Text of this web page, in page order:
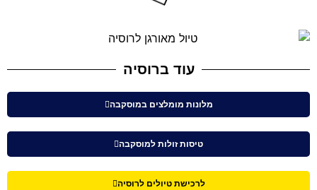
עוד ברוסיה
מלונות מומלצים במוסקבה
טיסות זולות למוסקבה
לרכישת טיולים לרוסיה